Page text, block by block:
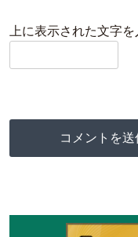
上に表示された文字